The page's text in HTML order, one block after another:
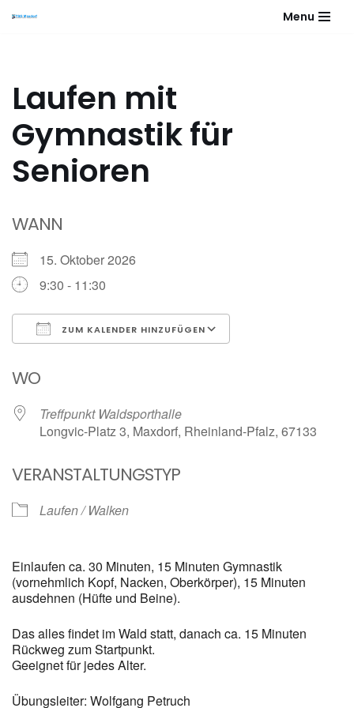
Menu
Laufen mit
Gymnastik für
Senioren
WANN
15. Oktober 2026
9:30 - 11:30
ZUM KALENDER HINZUFÜGEN
WO
Treffpunkt Waldsporthalle
Longvic-Platz 3, Maxdorf, Rheinland-Pfalz, 67133
VERANSTALTUNGSTYP
Laufen / Walken
Einlaufen ca. 30 Minuten, 15 Minuten Gymnastik
(vornehmlich Kopf, Nacken, Oberkörper), 15 Minuten
ausdehnen (Hüfte und Beine).
Das alles findet im Wald statt, danach ca. 15 Minuten
Rückweg zum Startpunkt.
Geeignet für jedes Alter.
Übungsleiter: Wolfgang Petruch